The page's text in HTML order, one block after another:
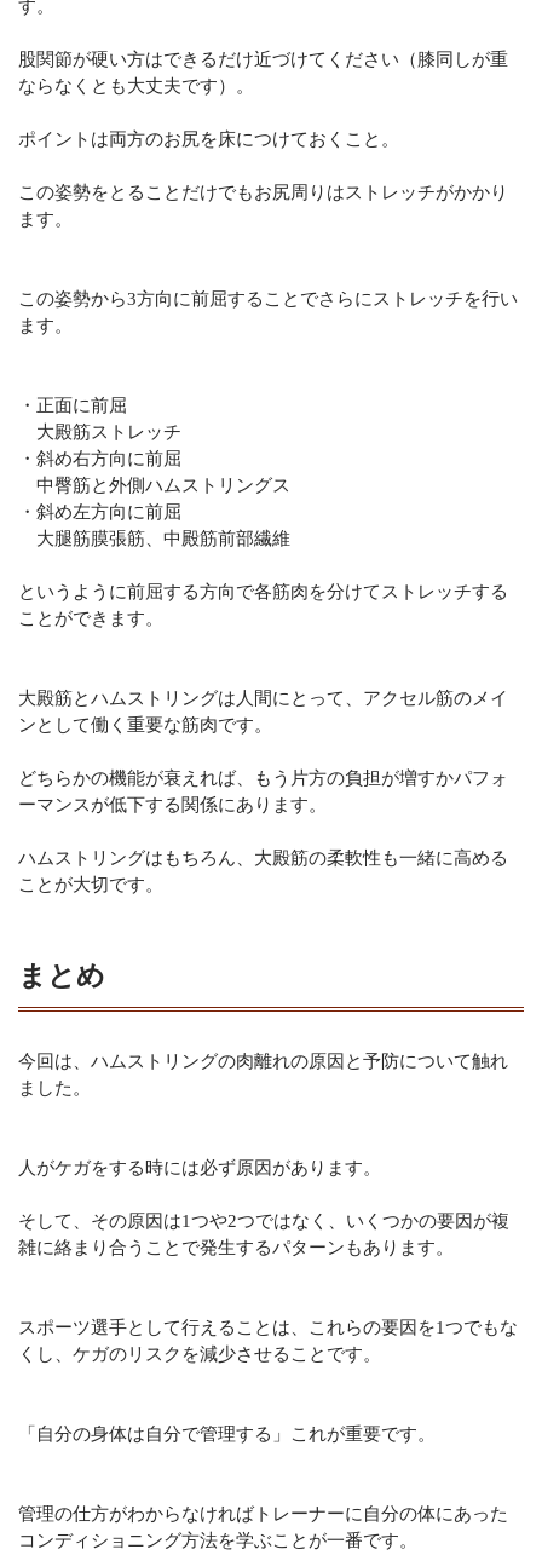
す。
股関節が硬い方はできるだけ近づけてください（膝同しが重
ならなくとも大丈夫です）。
ポイントは両方のお尻を床につけておくこと。
この姿勢をとることだけでもお尻周りはストレッチがかかり
ます。
この姿勢から3方向に前屈することでさらにストレッチを行い
ます。
・正面に前屈
大殿筋ストレッチ
・斜め右方向に前屈
中臀筋と外側ハムストリングス
・斜め左方向に前屈
大腿筋膜張筋、中殿筋前部繊維
というように前屈する方向で各筋肉を分けてストレッチする
ことができます。
大殿筋とハムストリングは人間にとって、アクセル筋のメイ
ンとして働く重要な筋肉です。
どちらかの機能が衰えれば、もう片方の負担が増すかパフォ
ーマンスが低下する関係にあります。
ハムストリングはもちろん、大殿筋の柔軟性も一緒に高める
ことが大切です。
まとめ
今回は、ハムストリングの肉離れの原因と予防について触れ
ました。
人がケガをする時には必ず原因があります。
そして、その原因は1つや2つではなく、いくつかの要因が複
雑に絡まり合うことで発生するパターンもあります。
スポーツ選手として行えることは、これらの要因を1つでもな
くし、ケガのリスクを減少させることです。
「自分の身体は自分で管理する」これが重要です。
管理の仕方がわからなければトレーナーに自分の体にあった
コンディショニング方法を学ぶことが一番です。